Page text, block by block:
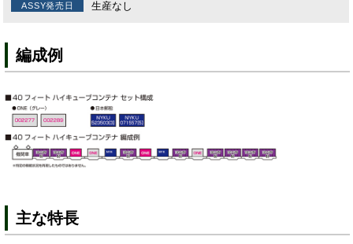
ASSY発売日 生産なし
編成例
主な特長